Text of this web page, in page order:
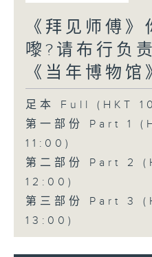
《拜见师傅
嚟?请布行负
《当年博物馆
足本 Full (HKT
第一部份 Part 1
11:00)
第二部份 Part 2
12:00)
第三部份 Part 3
13:00)